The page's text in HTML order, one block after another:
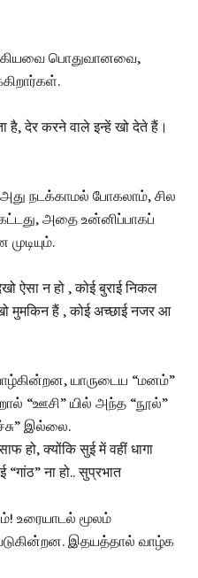
ஆகியவை பொதுவானவை,
है, देर करने वाले इन्हें खो देते हैं।
நடக்காமல் போகலாம், சில
அதை உன்னிப்பாகப்
ऐसा न हो , कोई बुराई निकल
मुमकिन हैं , कोई अच्छाई नजर आ
யாருடைய “மனம்”
“ஊசி” யில் அந்த “நூல்”
இல்லை.
हो, क्योंकि सुई में वहीं धागा
ना हो.. सुप्रभात
உரையாடல் மூலம்
இதயத்தால் வாழ்க